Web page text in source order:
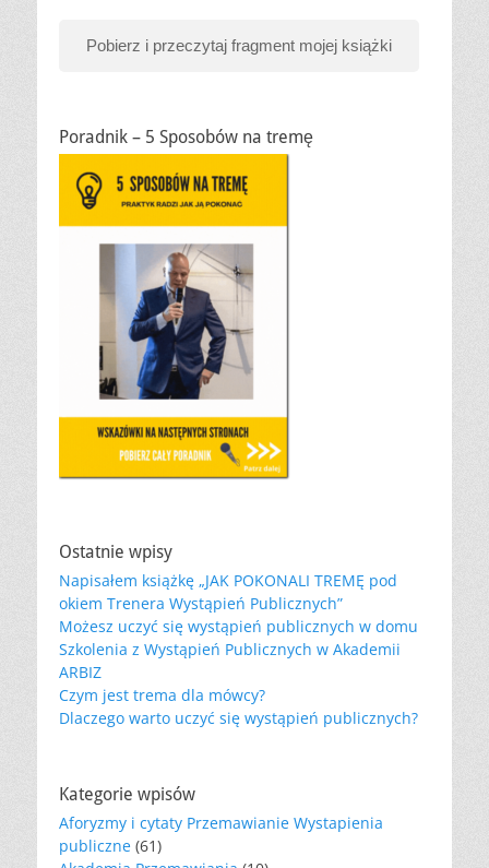
Pobierz i przeczytaj fragment mojej książki
Poradnik – 5 Sposobów na tremę
Ostatnie wpisy
Napisałem książkę „JAK POKONALI TREMĘ pod
okiem Trenera Wystąpień Publicznych”
Możesz uczyć się wystąpień publicznych w domu
Szkolenia z Wystąpień Publicznych w Akademii
ARBIZ
Czym jest trema dla mówcy?
Dlaczego warto uczyć się wystąpień publicznych?
Kategorie wpisów
Aforyzmy i cytaty Przemawianie Wystapienia
publiczne (61)